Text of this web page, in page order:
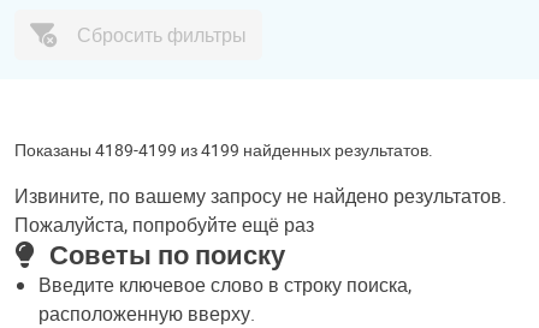
Сбросить фильтры
Показаны 4189-4199 из 4199 найденных результатов.
Извините, по вашему запросу не найдено результатов.
Пожалуйста, попробуйте ещё раз
Советы по поиску
Введите ключевое слово в строку поиска,
расположенную вверху.